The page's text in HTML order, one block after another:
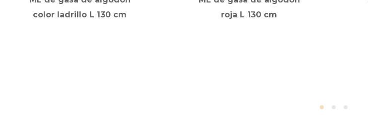
color ladrillo L 130 cm
roja L 130 cm